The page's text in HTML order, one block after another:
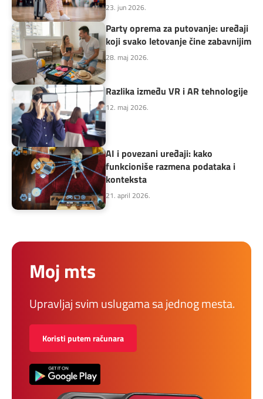
23. jun 2026.
Party oprema za putovanje: uređaji
koji svako letovanje čine zabavnijim
28. maj 2026.
Razlika između VR i AR tehnologije
12. maj 2026.
AI i povezani uređaji: kako
funkcioniše razmena podataka i
konteksta
21. april 2026.
Moj mts
Upravljaj svim uslugama sa jednog mesta.
Koristi putem računara